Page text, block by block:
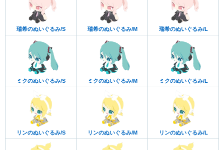
瑞希のぬいぐるみ/S 瑞希のぬいぐるみ/M 瑞希のぬいぐるみ/L
ミクのぬいぐるみ/S ミクのぬいぐるみ/M ミクのぬいぐるみ/L
リンのぬいぐるみ/S リンのぬいぐるみ/M リンのぬいぐるみ/L